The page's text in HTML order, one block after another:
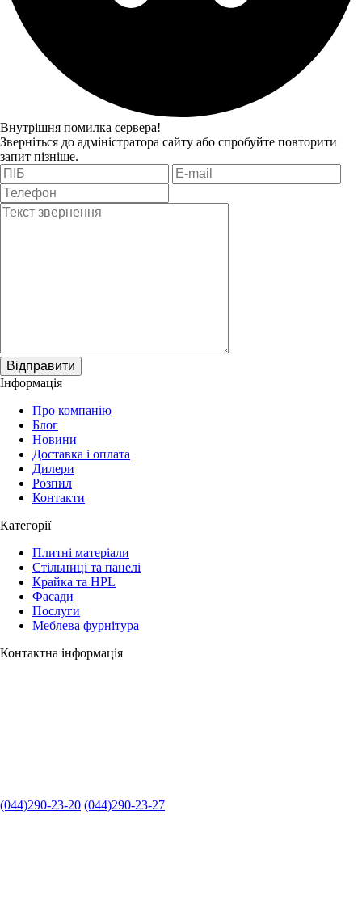
Внутрішня помилка сервера!
Зверніться до адміністратора сайту або спробуйте повторити
запит пізніше.
Відправити
Інформація
Про компанію
Блог
Новини
Доставка і оплата
Дилери
Розпил
Контакти
Категорії
Плитні матеріали
Стільниці та панелі
Крайка та HPL
Фасади
Послуги
Меблева фурнітура
Контактна інформація
(044)290-23-20 (044)290-23-27